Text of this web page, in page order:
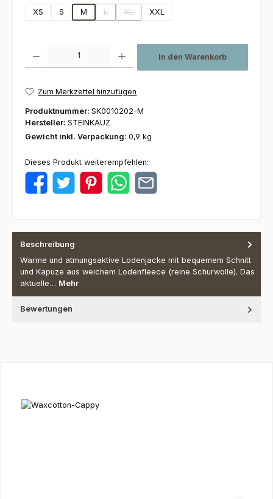
XS
S M L
(Diese Option ist zurzeit nicht verfügbar.)
XL
(Diese Option ist zurzeit nicht verfügbar.)
XXL
In den Warenkorb
Zum Merkzettel hinzufügen
Produktnummer: SK0010202-M
Hersteller: STEINKAUZ
Gewicht inkl. Verpackung: 0,9 kg
Dieses Produkt weiterempfehlen:
Beschreibung
Warme und atmungsaktive Lodenjacke mit bequemem Schnitt
und Kapuze aus weichem Lodenfleece (reine Schurwolle). Das
aktuelle… Mehr
Bewertungen